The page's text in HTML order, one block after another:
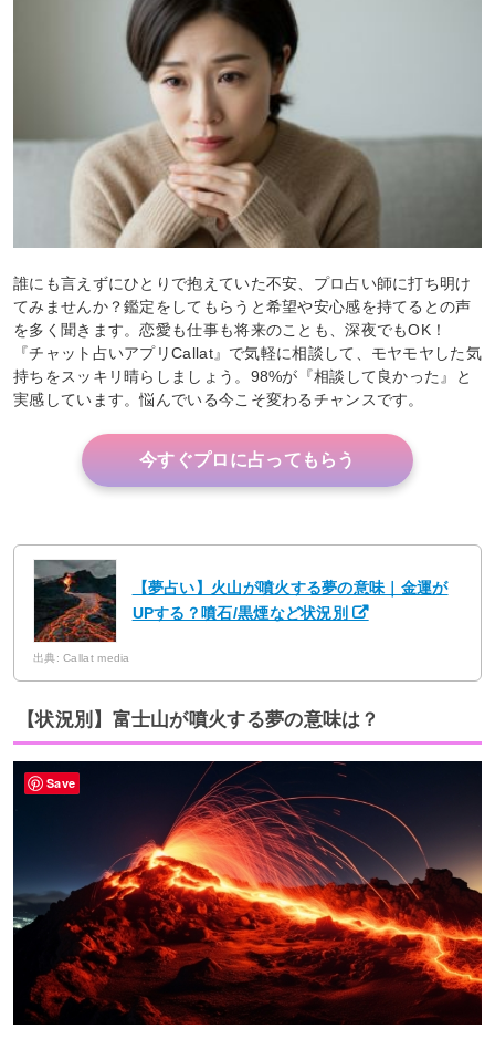
誰にも言えずにひとりで抱えていた不安、プロ占い師に打ち明け
てみませんか？鑑定をしてもらうと希望や安心感を持てるとの声
を多く聞きます。恋愛も仕事も将来のことも、深夜でもOK！
『チャット占いアプリCallat』で気軽に相談して、モヤモヤした気
持ちをスッキリ晴らしましょう。98%が『相談して良かった』と
実感しています。悩んでいる今こそ変わるチャンスです。
今すぐプロに占ってもらう
【夢占い】火山が噴火する夢の意味｜金運が
UPする？噴石/黒煙など状況別
出典: Callat media
【状況別】富士山が噴火する夢の意味は？
Save